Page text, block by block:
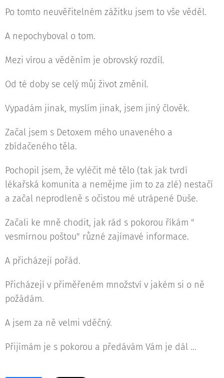
Po tomto neuvěřitelném zážitku jsem to vše věděl.
A nepochyboval o tom.
Mezi vírou a věděním je obrovský rozdíl.
Od té doby se celý můj život změnil.
Vypadám jinak, myslím jinak, jsem jiný člověk.
Začal jsem s Detoxem mého unaveného a
zbídačeného těla.
Pochopil jsem, že vyléčit mé tělo (tak jak tvrdí
lékařská komunita a nemějme jim to za zlé) nestačí
a začal neprodleně s očistou mé utrápené Duše.
Začali ke mně chodit, jak rád s pokorou říkám "
vesmírnou poštou" různé zajímavé informace.
A přicházejí pořád.
Přicházejí v přiměřeném množství v jakém si o ně
požádám.
A jsem za ně velmi vděčný.
Přijímám je s pokorou a předávám Vám je dál ...